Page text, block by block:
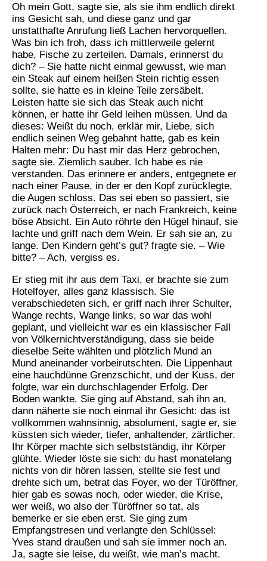
Oh mein Gott, sagte sie, als sie ihm endlich direkt
ins Gesicht sah, und diese ganz und gar
unstatthafte Anrufung ließ Lachen hervorquellen.
Was bin ich froh, dass ich mittlerweile gelernt
habe, Fische zu zerteilen. Damals, erinnerst du
dich? – Sie hatte nicht einmal gewusst, wie man
ein Steak auf einem heißen Stein richtig essen
sollte, sie hatte es in kleine Teile zersäbelt.
Leisten hatte sie sich das Steak auch nicht
können, er hatte ihr Geld leihen müssen. Und da
dieses: Weißt du noch, erklär mir, Liebe, sich
endlich seinen Weg gebahnt hatte, gab es kein
Halten mehr: Du hast mir das Herz gebrochen,
sagte sie. Ziemlich sauber. Ich habe es nie
verstanden. Das erinnere er anders, entgegnete er
nach einer Pause, in der er den Kopf zurücklegte,
die Augen schloss. Das sei eben so passiert, sie
zurück nach Österreich, er nach Frankreich, keine
böse Absicht. Ein Auto röhrte den Hügel hinauf, sie
lachte und griff nach dem Wein. Er sah sie an, zu
lange. Den Kindern geht’s gut? fragte sie. – Wie
bitte? – Ach, vergiss es.
Er stieg mit ihr aus dem Taxi, er brachte sie zum
Hotelfoyer, alles ganz klassisch. Sie
verabschiedeten sich, er griff nach ihrer Schulter,
Wange rechts, Wange links, so war das wohl
geplant, und vielleicht war es ein klassischer Fall
von Völkernichtverständigung, dass sie beide
dieselbe Seite wählten und plötzlich Mund an
Mund aneinander vorbeirutschten. Die Lippenhaut
eine hauchdünne Grenzschicht, und der Kuss, der
folgte, war ein durchschlagender Erfolg. Der
Boden wankte. Sie ging auf Abstand, sah ihn an,
dann näherte sie noch einmal ihr Gesicht: das ist
vollkommen wahnsinnig, absolument, sagte er, sie
küssten sich wieder, tiefer, anhaltender, zärtlicher.
Ihr Körper machte sich selbstständig, ihr Körper
glühte. Wieder löste sie sich: du hast monatelang
nichts von dir hören lassen, stellte sie fest und
drehte sich um, betrat das Foyer, wo der Türöffner,
hier gab es sowas noch, oder wieder, die Krise,
wer weiß, wo also der Türöffner so tat, als
bemerke er sie eben erst. Sie ging zum
Empfangstresen und verlangte den Schlüssel:
Yves stand draußen und sah sie immer noch an.
Ja, sagte sie leise, du weißt, wie man’s macht.